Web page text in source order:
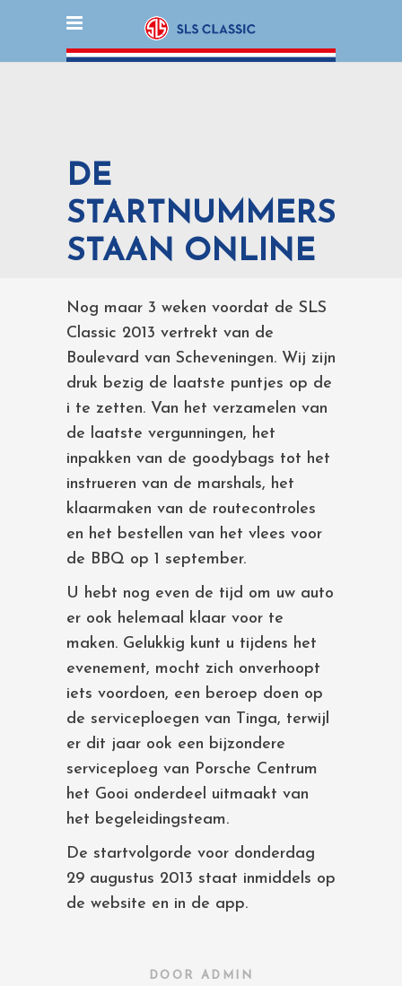
DE
STARTNUMMERS
STAAN ONLINE
Nog maar 3 weken voordat de SLS
Classic 2013 vertrekt van de
Boulevard van Scheveningen. Wij zijn
druk bezig de laatste puntjes op de
i te zetten. Van het verzamelen van
de laatste vergunningen, het
inpakken van de goodybags tot het
instrueren van de marshals, het
klaarmaken van de routecontroles
en het bestellen van het vlees voor
de BBQ op 1 september.
U hebt nog even de tijd om uw auto
er ook helemaal klaar voor te
maken. Gelukkig kunt u tijdens het
evenement, mocht zich onverhoopt
iets voordoen, een beroep doen op
de serviceploegen van Tinga, terwijl
er dit jaar ook een bijzondere
serviceploeg van Porsche Centrum
het Gooi onderdeel uitmaakt van
het begeleidingsteam.
De startvolgorde voor donderdag
29 augustus 2013 staat inmiddels op
de website en in de app.
DOOR ADMIN